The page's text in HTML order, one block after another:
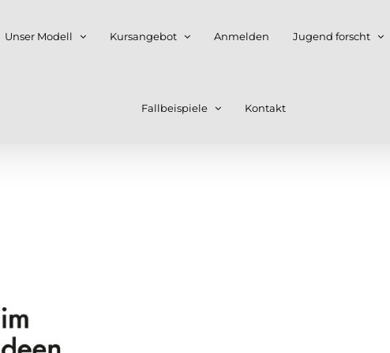
Unser Modell Kursangebot Anmelden Jugend forscht
Fallbeispiele Kontakt